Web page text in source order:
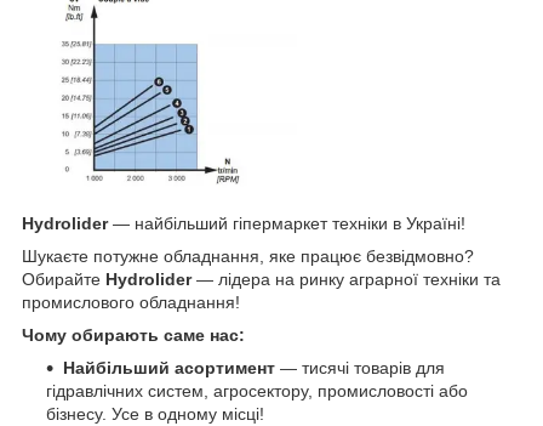
Hydrolider— найбільший гіпермаркет техніки в Україні!
Шукаєте потужне обладнання, яке працює безвідмовно?
Обирайте Hydrolider— лідера на ринку аграрної техніки та
промислового обладнання!
Чому обирають саме нас:
Найбільший асортимент — тисячі товарів для
гідравлічних систем, агросектору, промисловості або
бізнесу. Усе в одному місці!